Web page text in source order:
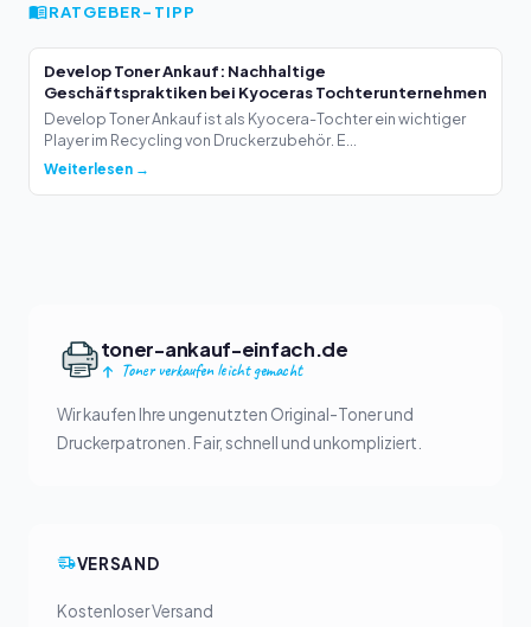
RATGEBER-TIPP
Develop Toner Ankauf: Nachhaltige
Geschäftspraktiken bei Kyoceras Tochterunternehmen
Develop Toner Ankauf ist als Kyocera-Tochter ein wichtiger
Player im Recycling von Druckerzubehör. E...
Weiterlesen →
toner-ankauf-einfach.de
Toner verkaufen leicht gemacht
Wir kaufen Ihre ungenutzten Original-Toner und
Druckerpatronen. Fair, schnell und unkompliziert.
VERSAND
Kostenloser Versand